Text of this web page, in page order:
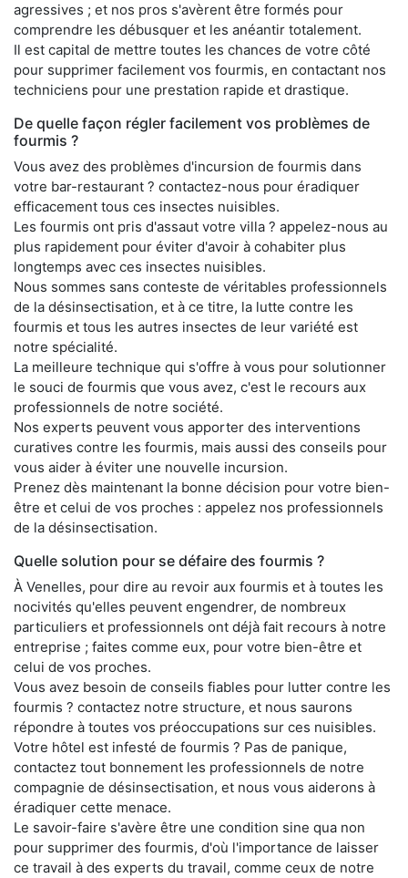
agressives ; et nos pros s'avèrent être formés pour
comprendre les débusquer et les anéantir totalement.
Il est capital de mettre toutes les chances de votre côté
pour supprimer facilement vos fourmis, en contactant nos
techniciens pour une prestation rapide et drastique.
De quelle façon régler facilement vos problèmes de
fourmis ?
Vous avez des problèmes d'incursion de fourmis dans
votre bar-restaurant ? contactez-nous pour éradiquer
efficacement tous ces insectes nuisibles.
Les fourmis ont pris d'assaut votre villa ? appelez-nous au
plus rapidement pour éviter d'avoir à cohabiter plus
longtemps avec ces insectes nuisibles.
Nous sommes sans conteste de véritables professionnels
de la désinsectisation, et à ce titre, la lutte contre les
fourmis et tous les autres insectes de leur variété est
notre spécialité.
La meilleure technique qui s'offre à vous pour solutionner
le souci de fourmis que vous avez, c'est le recours aux
professionnels de notre société.
Nos experts peuvent vous apporter des interventions
curatives contre les fourmis, mais aussi des conseils pour
vous aider à éviter une nouvelle incursion.
Prenez dès maintenant la bonne décision pour votre bien-
être et celui de vos proches : appelez nos professionnels
de la désinsectisation.
Quelle solution pour se défaire des fourmis ?
À Venelles, pour dire au revoir aux fourmis et à toutes les
nocivités qu'elles peuvent engendrer, de nombreux
particuliers et professionnels ont déjà fait recours à notre
entreprise ; faites comme eux, pour votre bien-être et
celui de vos proches.
Vous avez besoin de conseils fiables pour lutter contre les
fourmis ? contactez notre structure, et nous saurons
répondre à toutes vos préoccupations sur ces nuisibles.
Votre hôtel est infesté de fourmis ? Pas de panique,
contactez tout bonnement les professionnels de notre
compagnie de désinsectisation, et nous vous aiderons à
éradiquer cette menace.
Le savoir-faire s'avère être une condition sine qua non
pour supprimer des fourmis, d'où l'importance de laisser
ce travail à des experts du travail, comme ceux de notre